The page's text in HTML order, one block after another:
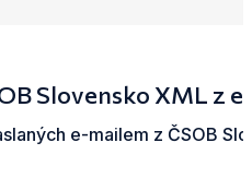
Slovensko XML z
e-mailem z ČSOB